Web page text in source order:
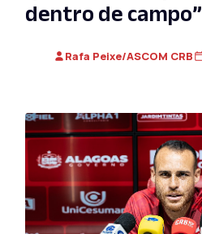
dentro de campo”
Rafa Peixe/ASCOM CRB